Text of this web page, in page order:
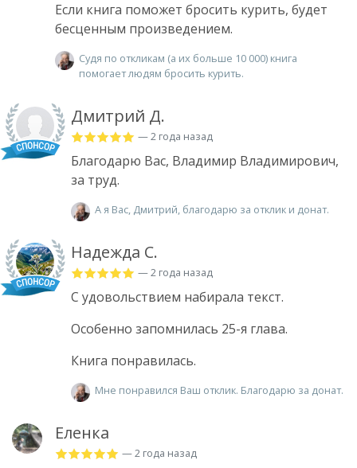
Если книга поможет бросить курить, будет
бесценным произведением.
Судя по откликам (а их больше 10 000) книга
помогает людям бросить курить.
Дмитрий Д.
— 2 года назад
Благодарю Вас, Владимир Владимирович,
за труд.
А я Вас, Дмитрий, благодарю за отклик и донат.
Надежда С.
— 2 года назад
С удовольствием набирала текст.
Особенно запомнилась 25-я глава.
Книга понравилась.
Мне понравился Ваш отклик. Благодарю за донат.
Еленка
— 2 года назад